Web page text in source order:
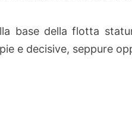
base della flotta
e decisive, seppure